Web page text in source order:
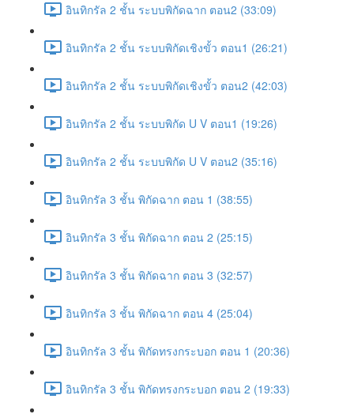
อินทิกรัล 2 ชั้น ระบบพิกัดฉาก ตอน2 (33:09)
อินทิกรัล 2 ชั้น ระบบพิกัดเชิงขั้ว ตอน1 (26:21)
อินทิกรัล 2 ชั้น ระบบพิกัดเชิงขั้ว ตอน2 (42:03)
อินทิกรัล 2 ชั้น ระบบพิกัด U V ตอน1 (19:26)
อินทิกรัล 2 ชั้น ระบบพิกัด U V ตอน2 (35:16)
อินทิกรัล 3 ชั้น พิกัดฉาก ตอน 1 (38:55)
อินทิกรัล 3 ชั้น พิกัดฉาก ตอน 2 (25:15)
อินทิกรัล 3 ชั้น พิกัดฉาก ตอน 3 (32:57)
อินทิกรัล 3 ชั้น พิกัดฉาก ตอน 4 (25:04)
อินทิกรัล 3 ชั้น พิกัดทรงกระบอก ตอน 1 (20:36)
อินทิกรัล 3 ชั้น พิกัดทรงกระบอก ตอน 2 (19:33)